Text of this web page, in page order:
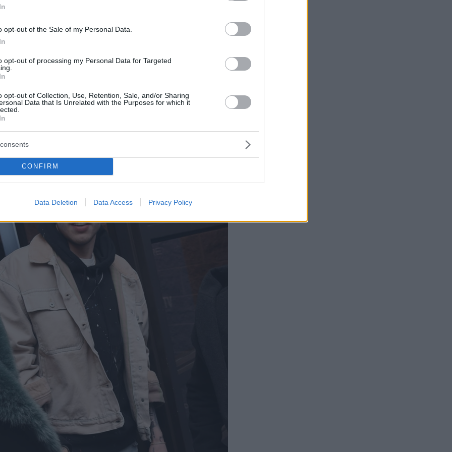
opt-out of the Sale of my Personal Data.
opt-out of processing my Personal Data for Targeted
opt-out of Collection, Use, Retention, Sale, and/or Sharing
Data that Is Unrelated with the Purposes for which it
CONFIRM
Data Deletion Data Access Privacy Policy
Μάλιστα, κατά τα τέλη Μαρτίου εθεάθηκαν
της Αγγλίας και κάποιος, που τούς
μαζί. Τους είδαμε να κρατούν τα
αγκαλιάζονται».
Άλτριχαμ.